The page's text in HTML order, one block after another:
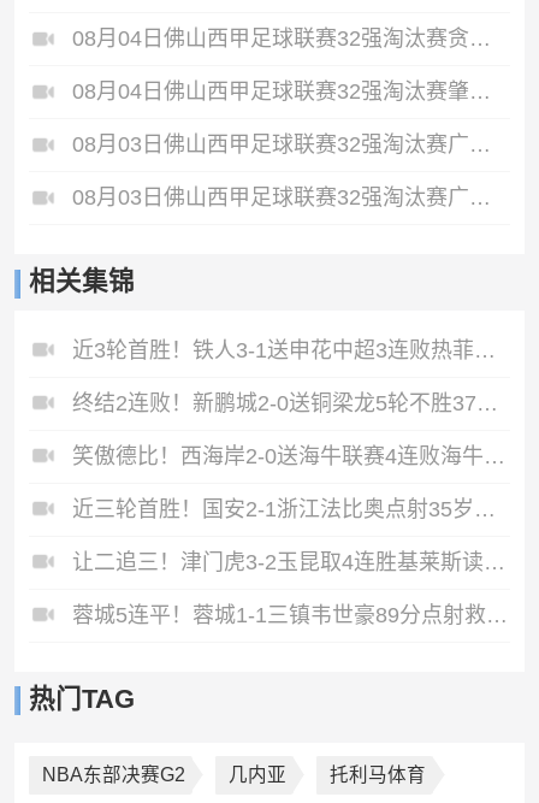
08月04日佛山西甲足球联赛32强淘汰赛贪玩游戏VS美的薪火全场录像
08月04日佛山西甲足球联赛32强淘汰赛肇庆恒骏成VS三七互娱全场录像
08月03日佛山西甲足球联赛32强淘汰赛广东客家青年VS广州英华思力U17全场录像
08月03日佛山西甲足球联赛32强淘汰赛广州求信VS顺德新青年全场录像
相关集锦
近3轮首胜！铁人3-1送申花中超3连败热菲尼奥双响邦本宜裕传射
终结2连败！新鹏城2-0送铜梁龙5轮不胜37岁姜至鹏破门韦斯利建功
笑傲德比！西海岸2-0送海牛联赛4连败海牛仍垫底西海岸升至第二
近三轮首胜！国安2-1浙江法比奥点射35岁张稀哲制胜王钰栋送助攻
让二追三！津门虎3-2玉昆取4连胜基莱斯读秒绝杀萨尔瓦多破门
蓉城5连平！蓉城1-1三镇韦世豪89分点射救主费利佩造点李昂破门
热门TAG
NBA东部决赛G2 几内亚 托利马体育